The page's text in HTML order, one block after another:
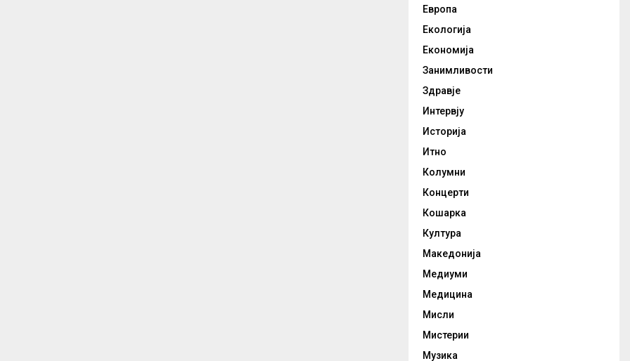
Европа
Екологија
Економија
Занимливости
Здравје
Интервју
Историја
Итно
Колумни
Концерти
Кошарка
Култура
Македонија
Медиуми
Медицина
Мисли
Мистерии
Музика